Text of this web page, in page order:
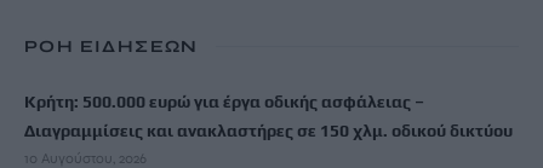
ΡΟΗ ΕΙΔΗΣΕΩΝ
Κρήτη: 500.000 ευρώ για έργα οδικής ασφάλειας –
Διαγραμμίσεις και ανακλαστήρες σε 150 χλμ. οδικού δικτύου
10 Αυγούστου, 2026